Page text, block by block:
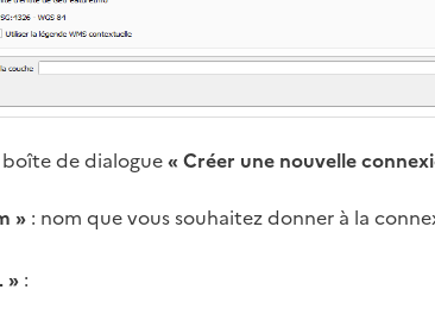
boîte de dialogue« Créer une nouvelle
»: nom que vous souhaitez donner à la
»: